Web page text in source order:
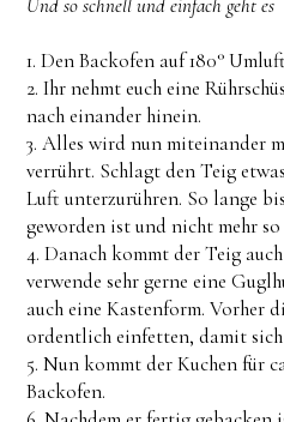
Und so schnell und einfach geht es
1. Den Backofen auf 180°
2. Ihr nehmt euch eine
nach einander hinein.
3. Alles wird nun miteinander
verrührt. Schlagt den Teig
Luft unterzurühren. So lange
geworden ist und nicht mehr
4. Danach kommt der Teig
verwende sehr gerne eine
auch eine Kastenform. Vorher
ordentlich einfetten, damit
5. Nun kommt der Kuchen für
Backofen.